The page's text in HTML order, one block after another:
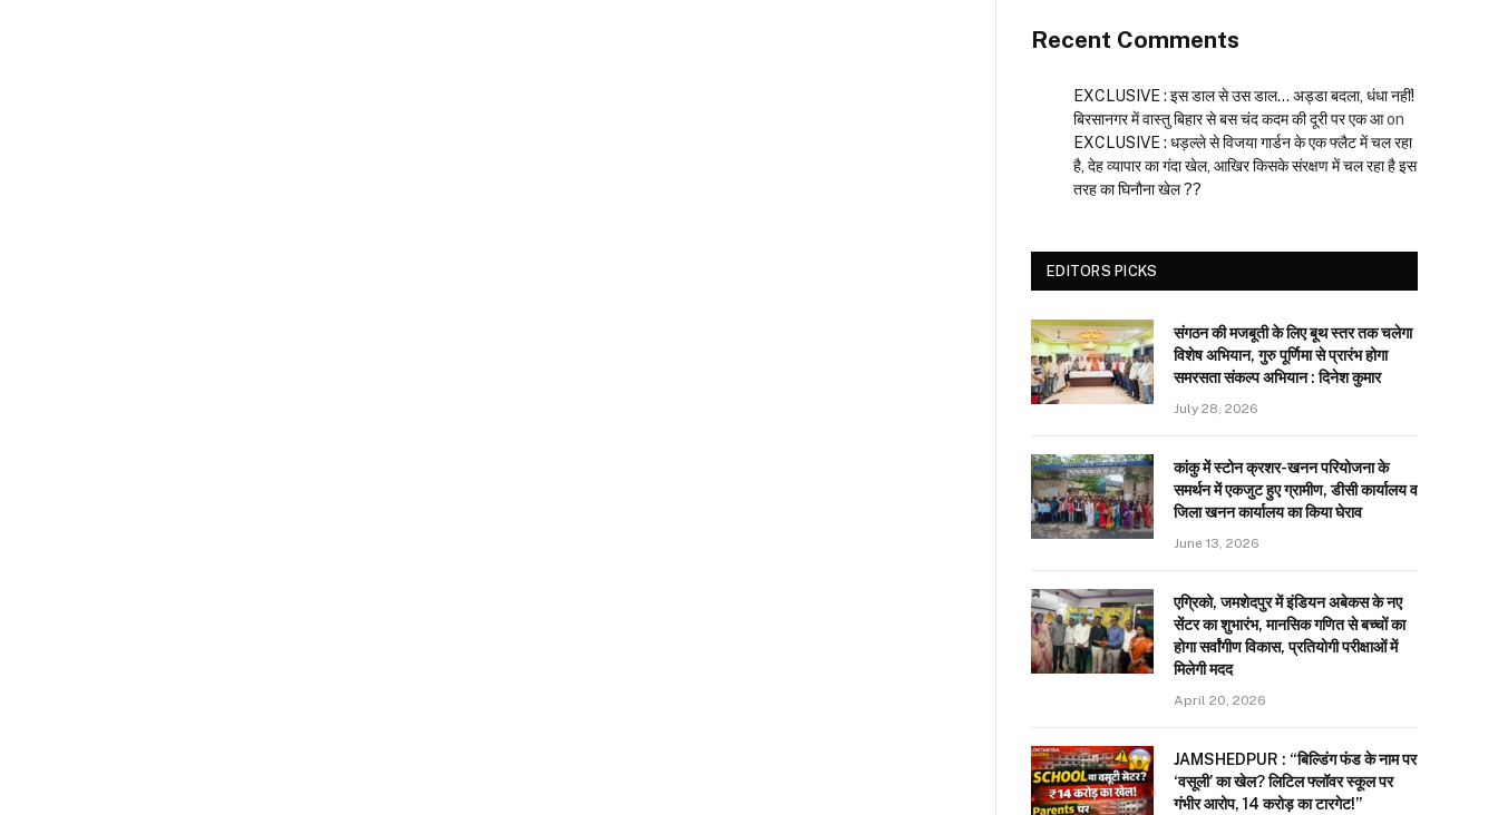
Recent Comments
EXCLUSIVE : इस डाल से उस डाल… अड्डा बदला, धंधा नहीं!
बिरसानगर में वास्तु बिहार से बस चंद कदम की दूरी पर एक आon
EXCLUSIVE : धड़ल्ले से विजया गार्डन के एक फ्लैट में चल रहा
है, देह व्यापार का गंदा खेल, आखिर किसके संरक्षण में चल रहा है इस
तरह का घिनौना खेल ??
EDITORS PICKS
संगठन की मजबूती के लिए बूथ स्तर तक चलेगा
विशेष अभियान, गुरु पूर्णिमा से प्रारंभ होगा
समरसता संकल्प अभियान : दिनेश कुमार
July 28, 2026
कांकु में स्टोन क्रशर-खनन परियोजना के
समर्थन में एकजुट हुए ग्रामीण, डीसी कार्यालय व
जिला खनन कार्यालय का किया घेराव
June 13, 2026
एग्रिको, जमशेदपुर में इंडियन अबेकस के नए
सेंटर का शुभारंभ, मानसिक गणित से बच्चों का
होगा सर्वांगीण विकास, प्रतियोगी परीक्षाओं में
मिलेगी मदद
April 20, 2026
JAMSHEDPUR : “बिल्डिंग फंड के नाम पर
‘वसूली’ का खेल? लिटिल फ्लॉवर स्कूल पर
गंभीर आरोप, 14 करोड़ का टारगेट!”